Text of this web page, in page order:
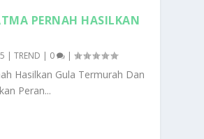
PERNAH HASILKAN
|TREND | 0 |
Hasilkan Gula Termurah Dan
Peran...